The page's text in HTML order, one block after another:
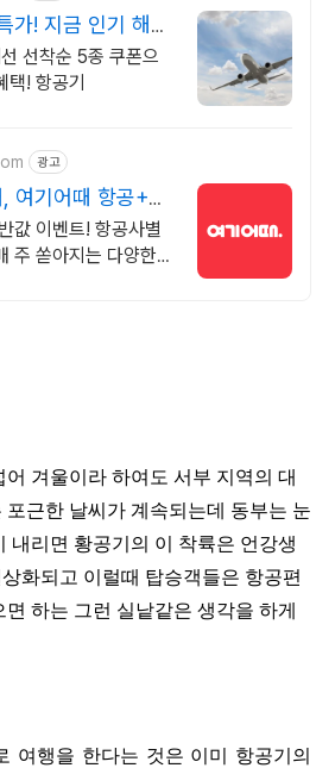
가! 지금 인기 해외
선착순 5종 쿠폰으
! 항공기
광고
여기어때 항공+숙
값 이벤트! 항공사별
주 쏟아지는 다양한
겨울이라 하여도 서부 지역의 대
포근한 날씨가 계속되는데 동부는 눈
내리면 황공기의 이 착륙은 언강생
화되고 이럴때 탑승객들은 항공편
면 하는 그런 실낱같은 생각을 하게
여행을 한다는 것은 이미 항공기의